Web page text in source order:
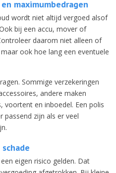
maximumbedragen
wordt niet altijd vergoed alsof
bij een accu, mover of
daarom niet alleen of
ook hoe lang een eventuele
Sommige verzekeringen
andere maken
voortent en inboedel. Een polis
passend zijn als er veel
eigen risico gelden. Dat